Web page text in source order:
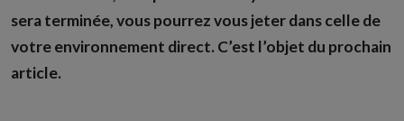
sera terminée, vous pourrez vous jeter dans celle de
votre environnement direct. C’est l’objet du prochain
article.